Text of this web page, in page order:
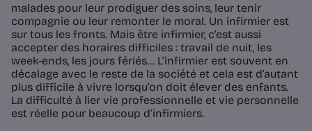
malades pour leur prodiguer des soins, leur tenir
compagnie ou leur remonter le moral. Un infirmier est
sur tous les fronts. Mais être infirmier, c’est aussi
accepter des horaires difficiles : travail de nuit, les
week-ends, les jours fériés… L’infirmier est souvent en
décalage avec le reste de la société et cela est d’autant
plus difficile à vivre lorsqu’on doit élever des enfants.
La difficulté à lier vie professionnelle et vie personnelle
est réelle pour beaucoup d’infirmiers.